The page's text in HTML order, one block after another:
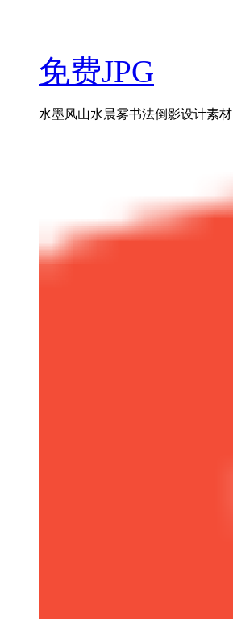
免费JPG
水墨风山水晨雾书法倒影设计素材